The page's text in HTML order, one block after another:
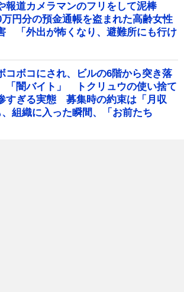
報道カメラマンのフリをして泥棒
円分の預金通帳を盗まれた高齢女性
「外出が怖くなり、避難所にも行け
コボコにされ、ビルの6階から突き落
「闇バイト」 トクリュウの使い捨て
すぎる実態 募集時の約束は「月収
組織に入った瞬間、「お前たち